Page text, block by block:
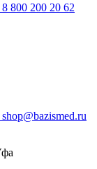
8 800 200 20 62
shop@bazismed.ru